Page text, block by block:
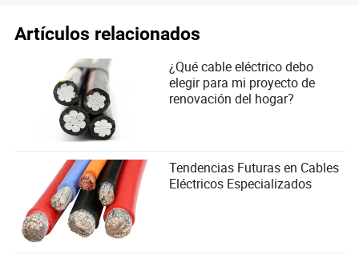
Artículos relacionados
¿Qué cable eléctrico debo
elegir para mi proyecto de
renovación del hogar?
Tendencias Futuras en Cables
Eléctricos Especializados